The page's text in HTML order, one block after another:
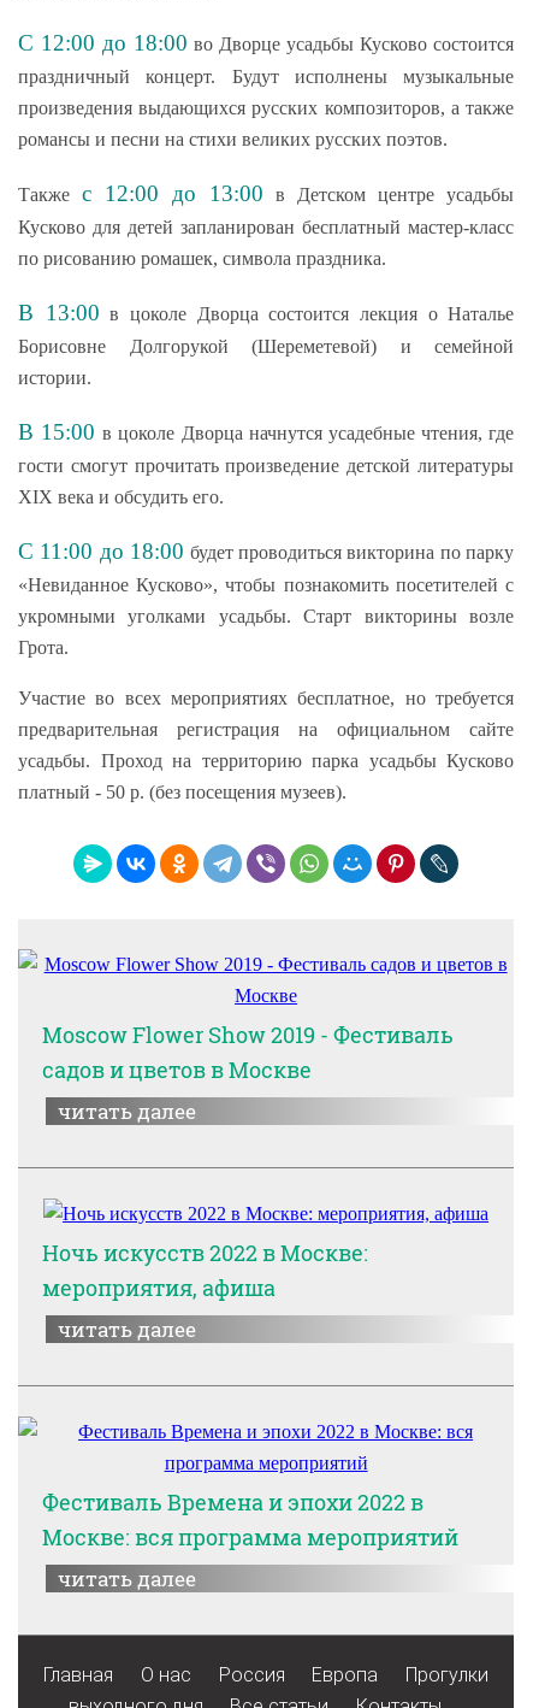
С 12:00 до 18:00 во Дворце усадьбы Кусково состоится
праздничный концерт. Будут исполнены музыкальные
произведения выдающихся русских композиторов, а также
романсы и песни на стихи великих русских поэтов.
Также с 12:00 до 13:00в Детском центре усадьбы
Кусково для детей запланирован бесплатный мастер-класс
по рисованию ромашек, символа праздника.
В 13:00 в цоколе Дворца состоится лекция о Наталье
Борисовне Долгорукой (Шереметевой) и семейной
истории.
В 15:00в цоколе Дворца начнутся усадебные чтения, где
гости смогут прочитать произведение детской литературы
XIX века и обсудить его.
С 11:00 до 18:00 будет проводиться викторина по парку
«Невиданное Кусково», чтобы познакомить посетителей с
укромными уголками усадьбы. Старт викторины возле
Грота.
Участие во всех мероприятиях бесплатное, но требуется
предварительная регистрация на официальном сайте
усадьбы. Проход на территорию парка усадьбы Кусково
платный - 50 р. (без посещения музеев).
Moscow Flower Show 2019 - Фестиваль
садов и цветов в Москве
читать далее
Ночь искусств 2022 в Москве:
мероприятия, афиша
читать далее
Фестиваль Времена и эпохи 2022 в
Москве: вся программа мероприятий
читать далее
Главная О нас Россия Европа
Прогулки